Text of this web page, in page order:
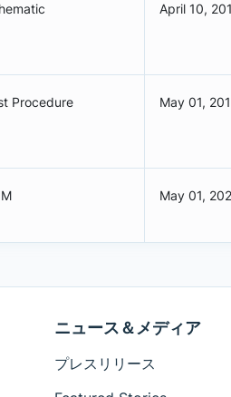
April 10,
Procedure May 01,
May 01,
ニュース＆メディア
プレスリリース